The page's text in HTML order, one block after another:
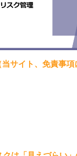
サイト、免責事項